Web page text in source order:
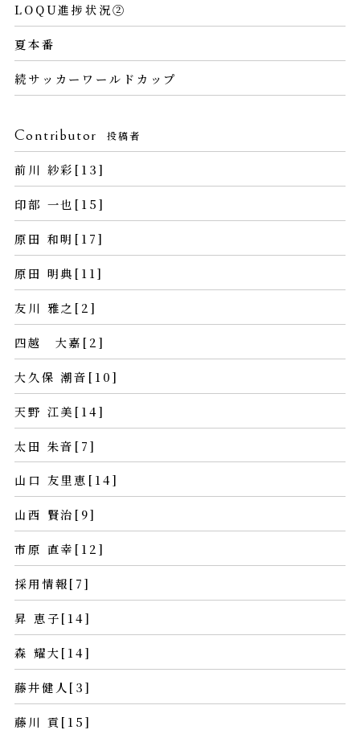
LOQU進捗状況②
夏本番
続サッカーワールドカップ
Contributor 投稿者
前川 紗彩[13]
印部 一也[15]
原田 和明[17]
原田 明典[11]
友川 雅之[2]
四越 大嘉[2]
大久保 潮音[10]
天野 江美[14]
太田 朱音[7]
山口 友里恵[14]
山西 賢治[9]
市原 直幸[12]
採用情報[7]
昇 恵子[14]
森 耀大[14]
藤井健人[3]
藤川 貢[15]